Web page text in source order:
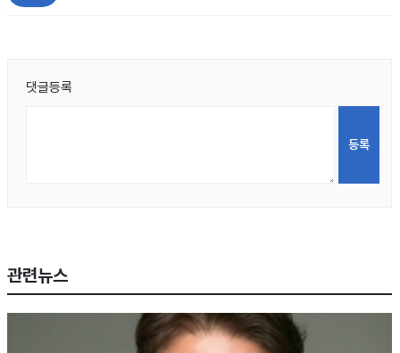
댓글등록
관련뉴스